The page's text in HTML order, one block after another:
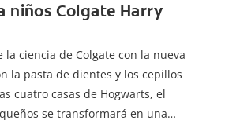
niños Colgate Harry
ciencia de Colgate con la nueva
la pasta de dientes y los cepillos
cuatro casas de Hogwarts, el
se transformará en una